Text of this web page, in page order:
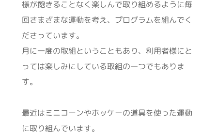
様が飽きることなく楽しんで取り組めるように毎
回さまざまな運動を考え、プログラムを組んでく
ださっています。
月に一度の取組ということもあり、利用者様にと
っては楽しみにしている取組の一つでもありま
す。
最近はミニコーンやホッケーの道具を使った運動
に取り組んでいます。